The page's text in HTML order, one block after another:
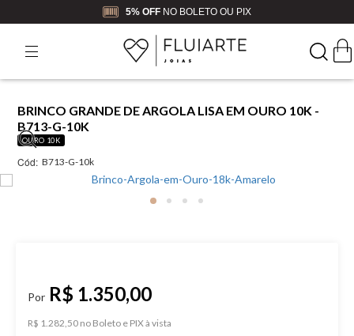
5% OFF NO BOLETO OU PIX
BRINCO GRANDE DE ARGOLA LISA EM OURO 10K -
B713-G-10K
OURO 10K
Cód: B713-G-10k
R$ 1.350,00
R$ 1.282,50 no Boleto e PIX